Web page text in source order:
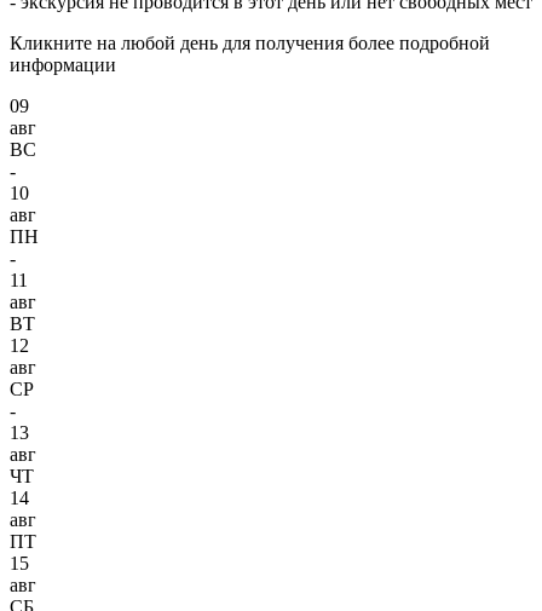
Кликните на любой день для получения более подробной
информации
09
авг
ВС
-
10
авг
ПН
-
11
авг
ВТ
12
авг
СР
-
13
авг
ЧТ
14
авг
ПТ
15
авг